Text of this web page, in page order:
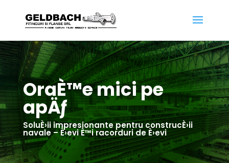
OraÈ™e mici pe
apÄƒ
SoluÈ›ii impresionante pentru construcÈ›ii
navale – È›evi È™i racorduri de È›evi